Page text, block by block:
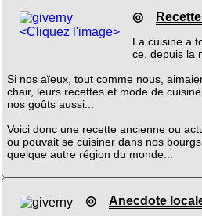
<Cliquez l'image>
◎
La cuisine a
ce, depuis la
Si nos aïeux, tout comme nous,
chair, leurs recettes et mode de
nos goûts aussi...
Voici donc une recette ancienne ou
ou pouvait se cuisiner dans nos
quelque autre région du monde...
◎ Anecdote